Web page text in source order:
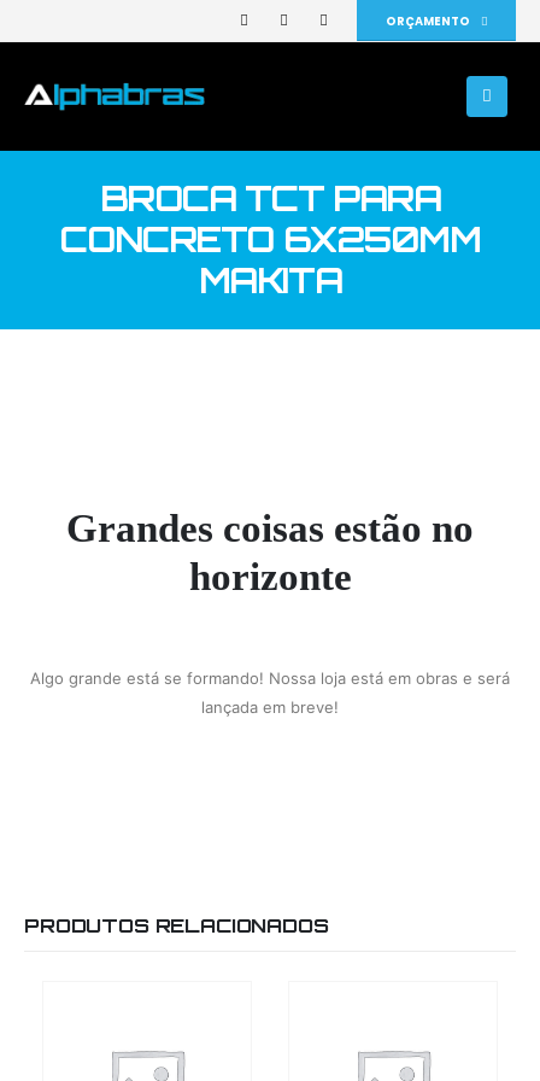
ORÇAMENTO
BROCA TCT PARA
CONCRETO 6X250MM
MAKITA
Grandes coisas estão no
horizonte
Algo grande está se formando! Nossa loja está em obras e será
lançada em breve!
PRODUTOS RELACIONADOS